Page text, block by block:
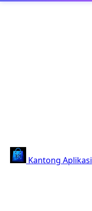
Kantong Aplikasi